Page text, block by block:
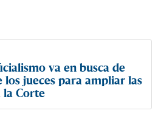
va en busca de
los jueces para ampliar las
la Corte